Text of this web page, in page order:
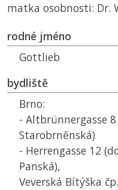
matka osobnosti: Dr.
rodné jméno
Gottlieb
bydliště
Brno:
- Altbrünnergasse
Starobrněnská)
- Herrengasse 12
Panská),
Veverská Bítýška